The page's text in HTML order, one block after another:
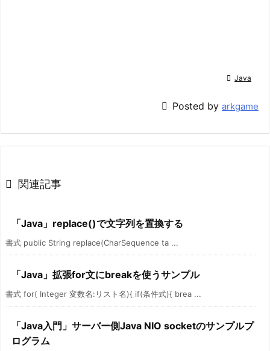
 Java
 Posted by arkgame
 関連記事
「Java」replace()で文字列を置換する
書式 public String replace(CharSequence ta ...
「Java」拡張for文にbreakを使うサンプル
書式 for( Integer 変数名:リスト名){ if(条件式){ brea ...
「Java入門」サーバー側Java NIO socketのサンプルプ
ログラム